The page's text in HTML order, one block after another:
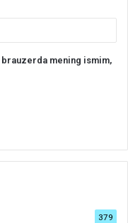
mening ismim,
379